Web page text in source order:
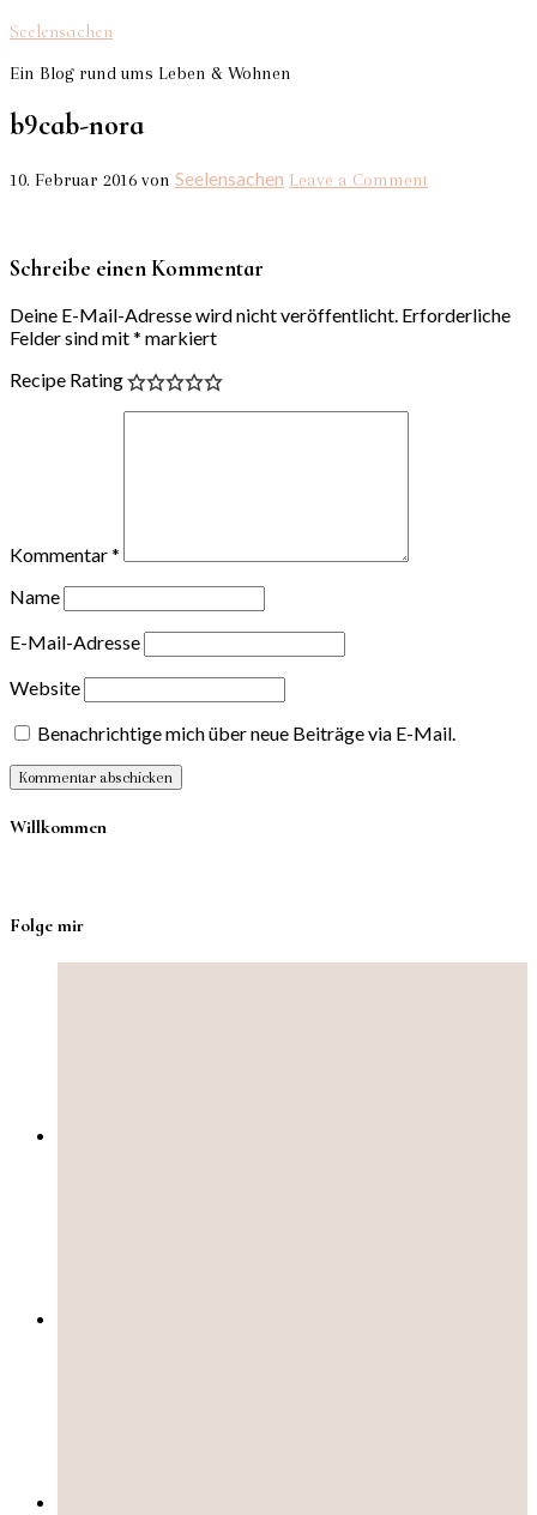
Seelensachen
Ein Blog rund ums Leben & Wohnen
b9cab-nora
10. Februar 2016 von Seelensachen Leave a Comment
Schreibe einen Kommentar
Deine E-Mail-Adresse wird nicht veröffentlicht. Erforderliche
Felder sind mit* markiert
Recipe Rating
Kommentar*
Name
E-Mail-Adresse
Website
Benachrichtige mich über neue Beiträge via E-Mail.
Willkommen
Folge mir